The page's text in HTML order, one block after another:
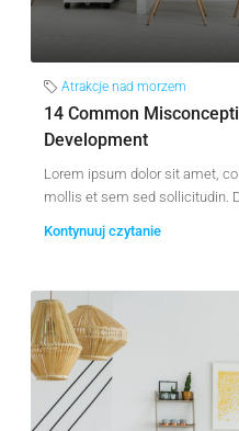
Atrakcje nad morzem
14 Common
Development
Lorem ipsum dolor sit amet,
mollis et sem sed sollicitudin.
Kontynuuj czytanie